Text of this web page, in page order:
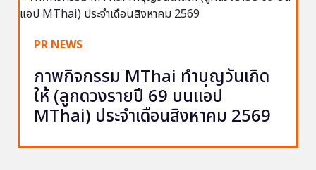
PR NEWS
ภาพกิจกรรม MThai ทำบุญวันเกิด
ให้ (ลูกดวงรายปี 69 บนแอป
MThai) ประจำเดือนสิงหาคม 2569